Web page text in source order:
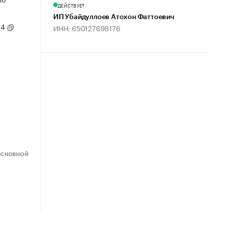
ДЕЙСТВУЕТ
ИП Убайдуллоев Атохон Фаттоевич
ИНН: 650127698176